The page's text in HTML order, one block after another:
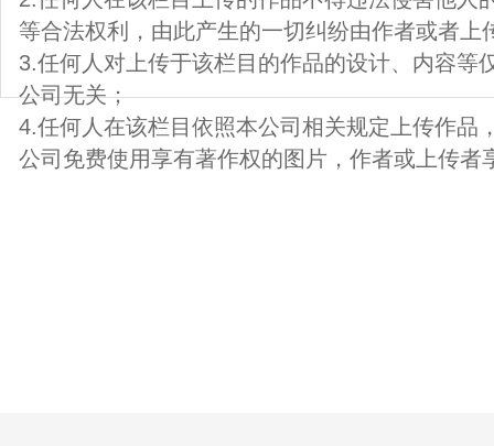
等合法权利，由此产生的一切纠纷由作者或者上
3.任何人对上传于该栏目的作品的设计、内容等
公司无关；
4.任何人在该栏目依照本公司相关规定上传作品
公司免费使用享有著作权的图片，作者或上传者